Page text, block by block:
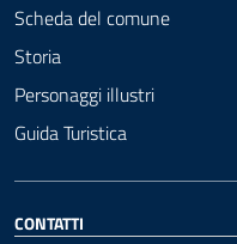
Scheda del comune
Storia
Personaggi illustri
Guida Turistica
CONTATTI